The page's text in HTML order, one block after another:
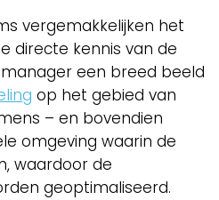
vergemakkelijken het
directe kennis van de
een breed beeld
op het gebied van
– en bovendien
omgeving waarin de
waardoor de
geoptimaliseerd.